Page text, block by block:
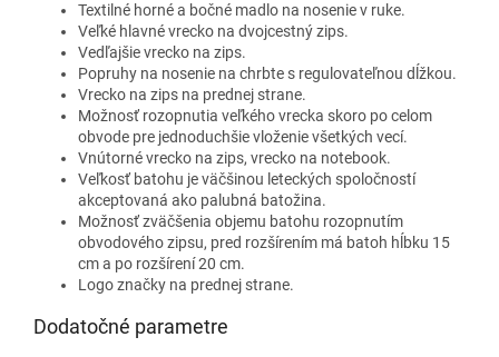
Textilné horné a bočné madlo na nosenie v ruke.
Veľké hlavné vrecko na dvojcestný zips.
Vedľajšie vrecko na zips.
Popruhy na nosenie na chrbte s regulovateľnou dĺžkou.
Vrecko na zips na prednej strane.
Možnosť rozopnutia veľkého vrecka skoro po celom
obvode pre jednoduchšie vloženie všetkých vecí.
Vnútorné vrecko na zips, vrecko na notebook.
Veľkosť batohu je väčšinou leteckých spoločností
akceptovaná ako palubná batožina.
Možnosť zväčšenia objemu batohu rozopnutím
obvodového zipsu, pred rozšírením má batoh hĺbku 15
cm a po rozšírení 20 cm.
Logo značky na prednej strane.
Dodatočné parametre